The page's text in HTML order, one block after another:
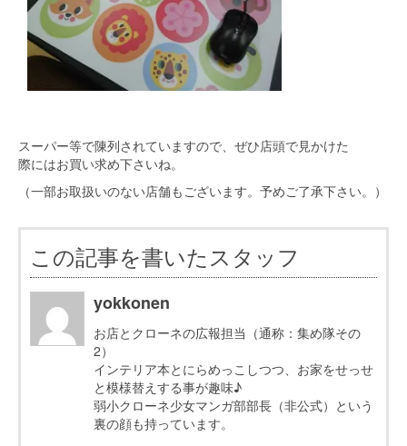
スーパー等で陳列されていますので、ぜひ店頭で見かけた
際にはお買い求め下さいね。
（一部お取扱いのない店舗もございます。予めご了承下さい。）
この記事を書いたスタッフ
yokkonen
お店とクローネの広報担当（通称：集め隊その
2）
インテリア本とにらめっこしつつ、お家をせっせ
と模様替えする事が趣味♪
弱小クローネ少女マンガ部部長（非公式）という
裏の顔も持っています。